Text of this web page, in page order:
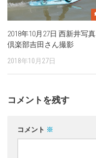
2018年10月27日 西新井写真
倶楽部吉田さん撮影
2018年10月27日
コメントを残す
コメント ※